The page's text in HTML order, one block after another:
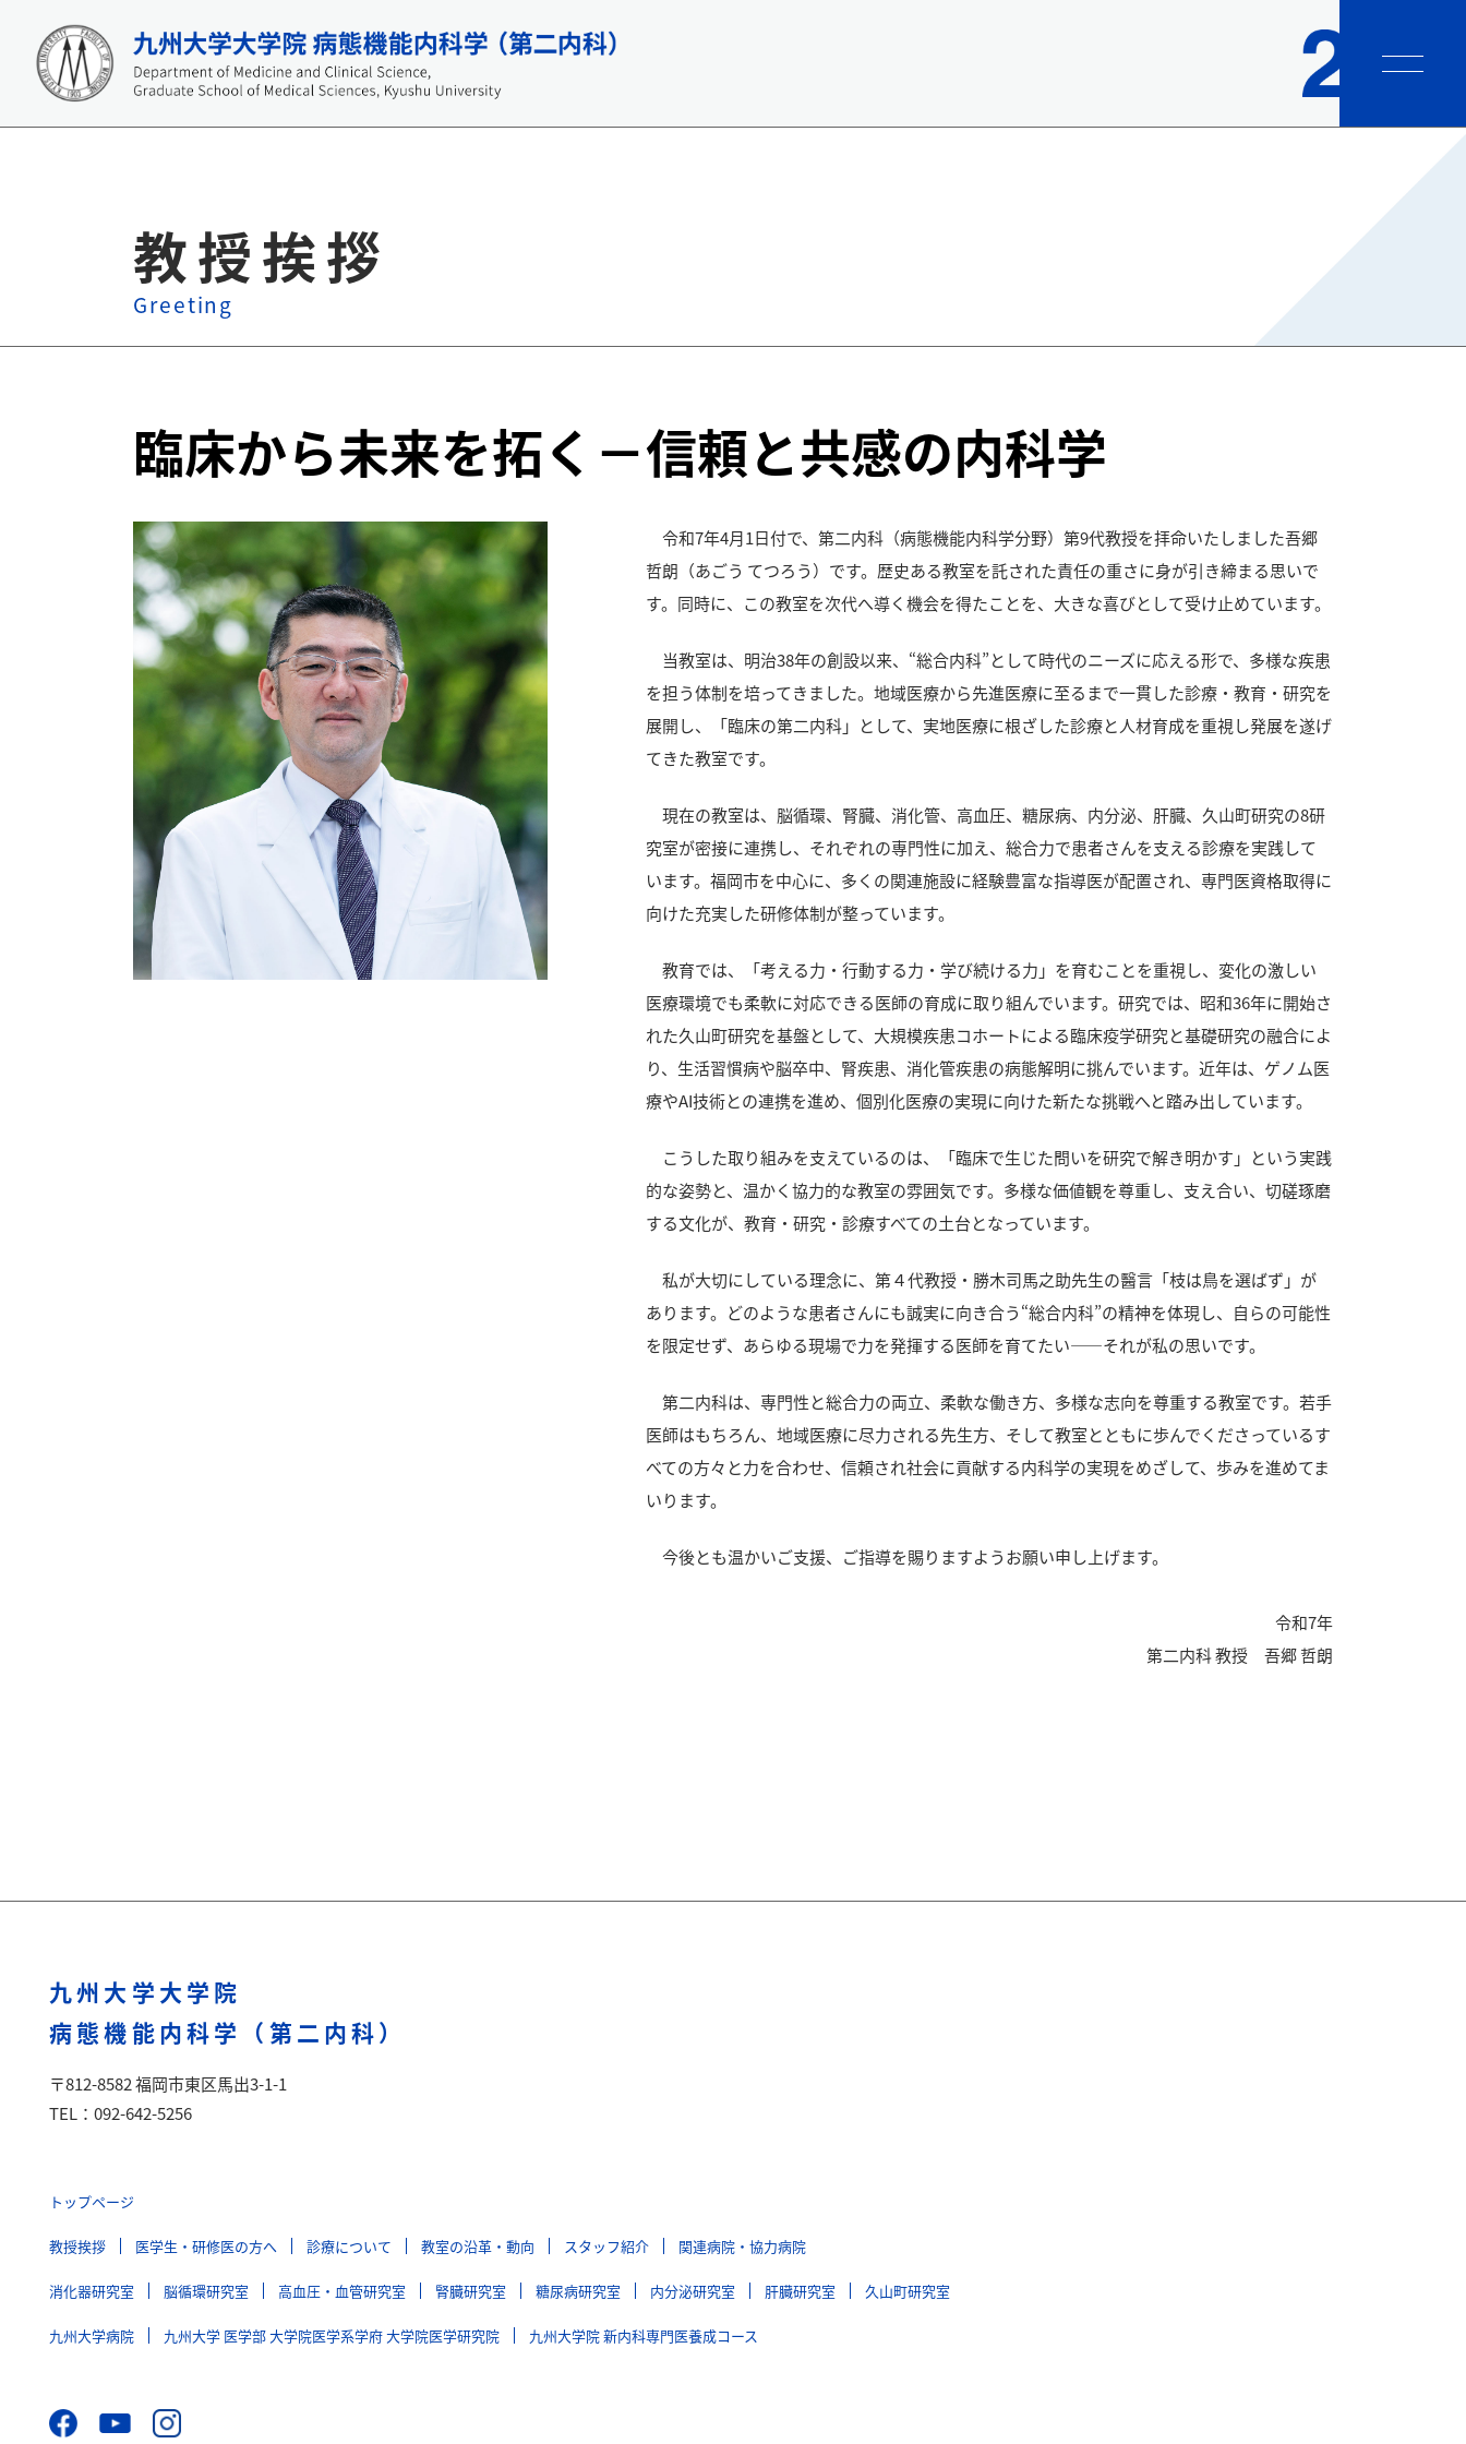
教授挨拶
Greeting
臨床から未来を拓く －信頼と共感の内科学
令和7年4月1日付で、第二内科（病態機能内科学分野）第9代教授を拝命いたしました吾郷
哲朗（あごう てつろう）です。歴史ある教室を託された責任の重さに身が引き締まる思いで
す。同時に、この教室を次代へ導く機会を得たことを、大きな喜びとして受け止めています。
当教室は、明治38年の創設以来、“総合内科”として時代のニーズに応える形で、多様な疾患
を担う体制を培ってきました。地域医療から先進医療に至るまで一貫した診療・教育・研究を
展開し、「臨床の第二内科」として、実地医療に根ざした診療と人材育成を重視し発展を遂げ
てきた教室です。
現在の教室は、脳循環、腎臓、消化管、高血圧、糖尿病、内分泌、肝臓、久山町研究の8研
究室が密接に連携し、それぞれの専門性に加え、総合力で患者さんを支える診療を実践して
います。福岡市を中心に、多くの関連施設に経験豊富な指導医が配置され、専門医資格取得に
向けた充実した研修体制が整っています。
教育では、「考える力・行動する力・学び続ける力」を育むことを重視し、変化の激しい
医療環境でも柔軟に対応できる医師の育成に取り組んでいます。研究では、昭和36年に開始さ
れた久山町研究を基盤として、大規模疾患コホートによる臨床疫学研究と基礎研究の融合によ
り、生活習慣病や脳卒中、腎疾患、消化管疾患の病態解明に挑んでいます。近年は、ゲノム医
療やAI技術との連携を進め、個別化医療の実現に向けた新たな挑戦へと踏み出しています。
こうした取り組みを支えているのは、「臨床で生じた問いを研究で解き明かす」という実践
的な姿勢と、温かく協力的な教室の雰囲気です。多様な価値観を尊重し、支え合い、切磋琢磨
する文化が、教育・研究・診療すべての土台となっています。
私が大切にしている理念に、第４代教授・勝木司馬之助先生の醫言「枝は鳥を選ばず」が
あります。どのような患者さんにも誠実に向き合う“総合内科”の精神を体現し、自らの可能性
を限定せず、あらゆる現場で力を発揮する医師を育てたい——それが私の思いです。
第二内科は、専門性と総合力の両立、柔軟な働き方、多様な志向を尊重する教室です。若手
医師はもちろん、地域医療に尽力される先生方、そして教室とともに歩んでくださっているす
べての方々と力を合わせ、信頼され社会に貢献する内科学の実現をめざして、歩みを進めてま
いります。
今後とも温かいご支援、ご指導を賜りますようお願い申し上げます。
令和7年
第二内科 教授 吾郷 哲朗
九州大学大学院
病態機能内科学（第二内科）
〒812-8582 福岡市東区馬出3-1-1
TEL：092-642-5256
トップページ
教授挨拶 医学生・研修医の方へ 診療について 教室の沿革・動向 スタッフ紹介 関連病院・協力病院
消化器研究室 脳循環研究室 高血圧・血管研究室 腎臓研究室 糖尿病研究室 内分泌研究室 肝臓研究室 久山町研究室
九州大学病院 九州大学 医学部 大学院医学系学府 大学院医学研究院 九州大学院 新内科専門医養成コース